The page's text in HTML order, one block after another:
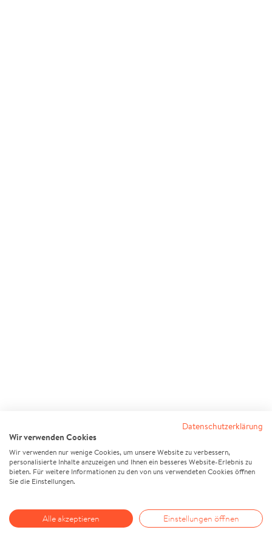
Datenschutzerklärung
Wir verwenden Cookies
Wir verwenden nur wenige Cookies, um unsere Website zu verbessern,
personalisierte Inhalte anzuzeigen und Ihnen ein besseres Website-Erlebnis zu
bieten. Für weitere Informationen zu den von uns verwendeten Cookies öffnen
Sie die Einstellungen.
Alle akzeptieren Einstellungen öffnen